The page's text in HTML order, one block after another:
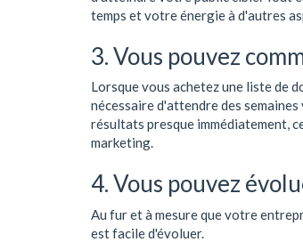
temps et votre énergie à d'autres
3. Vous pouvez
Lorsque vous achetez une liste de
nécessaire d'attendre des
résultats presque immédiatement,
marketing.
4. Vous pouvez
Au fur et à mesure que votre
est facile d'évoluer.